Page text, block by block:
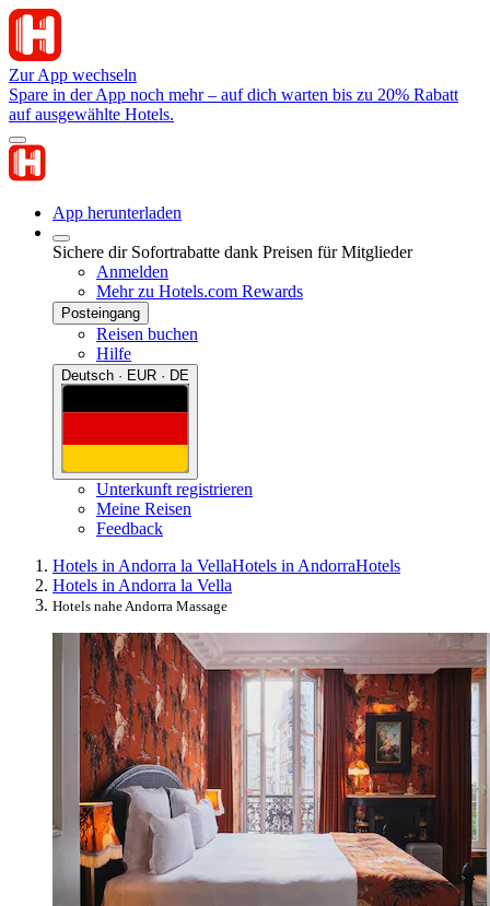
Zur App wechseln
Spare in der App noch mehr – auf dich warten bis zu 20% Rabatt
auf ausgewählte Hotels.
App herunterladen
Sichere dir Sofortrabatte dank Preisen für Mitglieder
Anmelden
Mehr zu Hotels.com Rewards
Posteingang
Reisen buchen
Hilfe
Deutsch · EUR · DE
Unterkunft registrieren
Meine Reisen
Feedback
Hotels in Andorra la VellaHotels in AndorraHotels
Hotels in Andorra la Vella
Hotels nahe Andorra Massage